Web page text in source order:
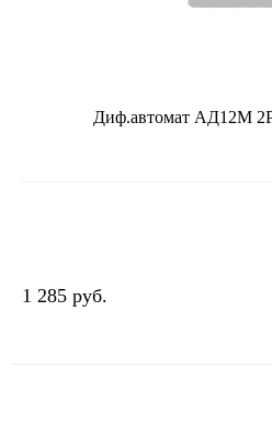
Диф.автомат АД12М
1 285 руб.